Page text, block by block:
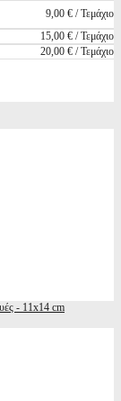
9,00 € / Τεμάχιο
15,00 € / Τεμάχιο
20,00 € / Τεμάχιο
- 11x14 cm